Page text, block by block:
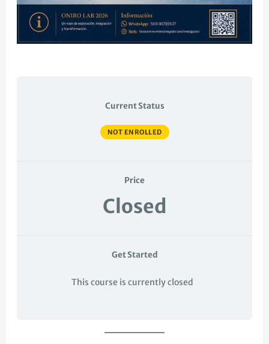
Current Status
NOT ENROLLED
Price
Closed
Get Started
This course is currently closed